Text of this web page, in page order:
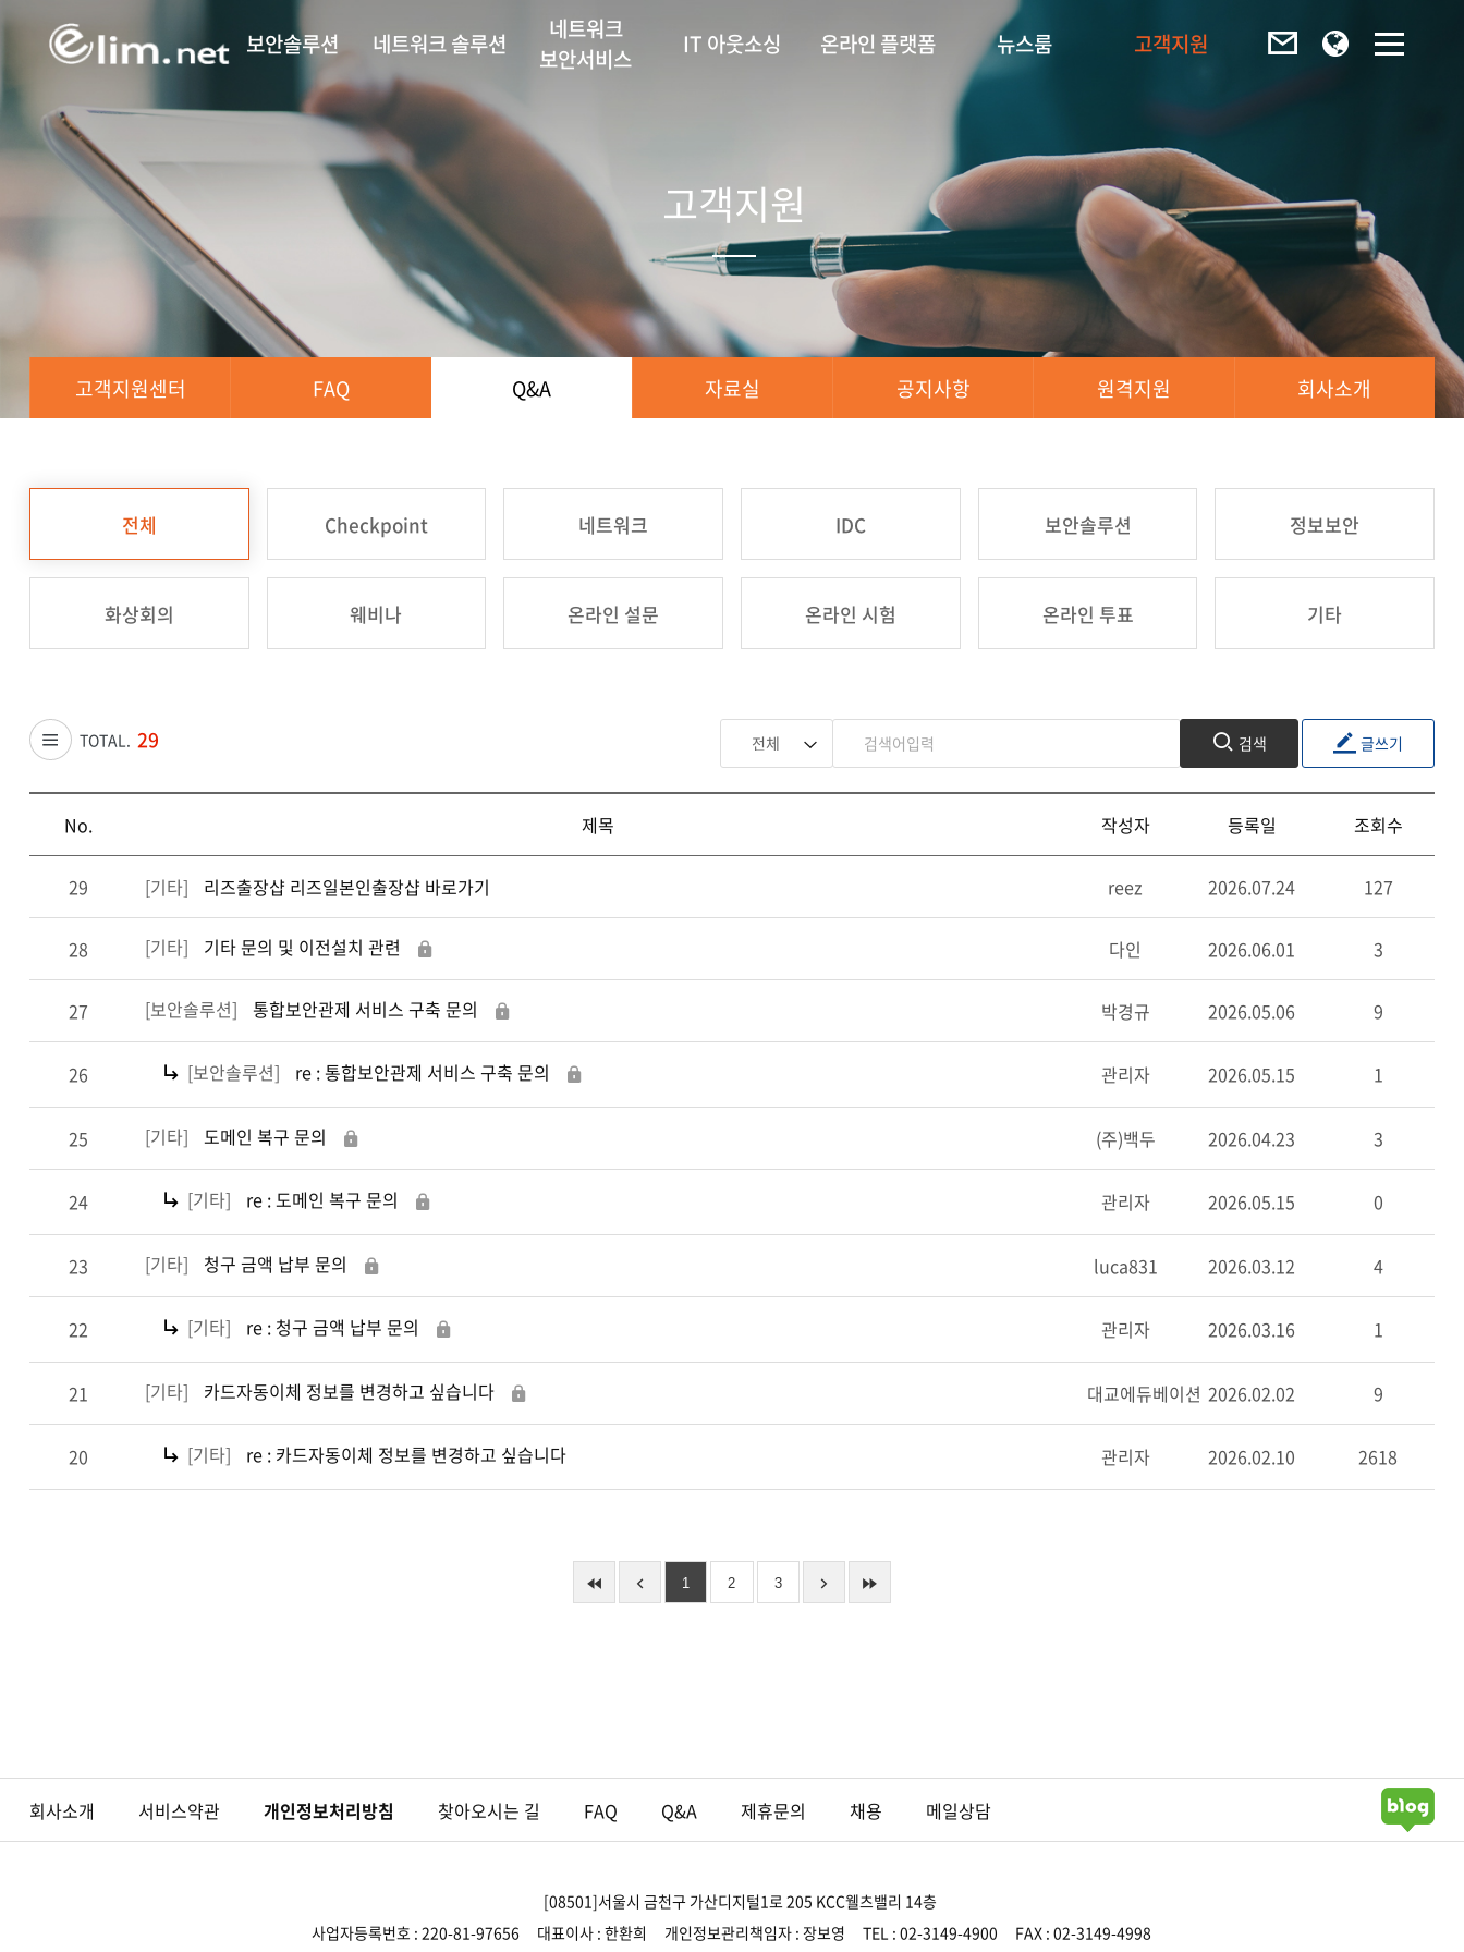
보안솔루션 네트워크 솔루션
네트워크
보안서비스
IT 아웃소싱 온라인 플랫폼 뉴스룸 고객지원
고객지원
고객지원센터 FAQ Q&A 자료실 공지사항 원격지원 회사소개
전체 Checkpoint 네트워크 IDC 보안솔루션 정보보안
화상회의 웨비나 온라인 설문 온라인 시험 온라인 투표 기타
TOTAL. 29 검색 글쓰기
No. 제목 작성자 등록일 조회수
29 [기타] 리즈출장샵 리즈일본인출장샵 바로가기 reez 2026.07.24 127
28 [기타] 기타 문의 및 이전설치 관련 다인 2026.06.01 3
27 [보안솔루션] 통합보안관제 서비스 구축 문의 박경규 2026.05.06 9
26 [보안솔루션] re : 통합보안관제 서비스 구축 문의 관리자 2026.05.15 1
25 [기타] 도메인 복구 문의 (주)백두 2026.04.23 3
24 [기타] re : 도메인 복구 문의 관리자 2026.05.15 0
23 [기타] 청구 금액 납부 문의 luca831 2026.03.12 4
22 [기타] re : 청구 금액 납부 문의 관리자 2026.03.16 1
21 [기타] 카드자동이체 정보를 변경하고 싶습니다 대교에듀베이션 2026.02.02 9
20 [기타] re : 카드자동이체 정보를 변경하고 싶습니다 관리자 2026.02.10 2618
1 2 3
회사소개 서비스약관 개인정보처리방침 찾아오시는 길 FAQ Q&A 제휴문의 채용 메일상담
[08501]서울시 금천구 가산디지털1로 205 KCC웰츠밸리 14층
사업자등록번호 : 220-81-97656
대표이사 : 한환희 개인정보관리책임자 : 장보영 TEL : 02-3149-4900 FAX : 02-3149-4998